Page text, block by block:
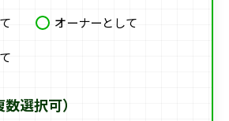
オーナーとして
選択可）